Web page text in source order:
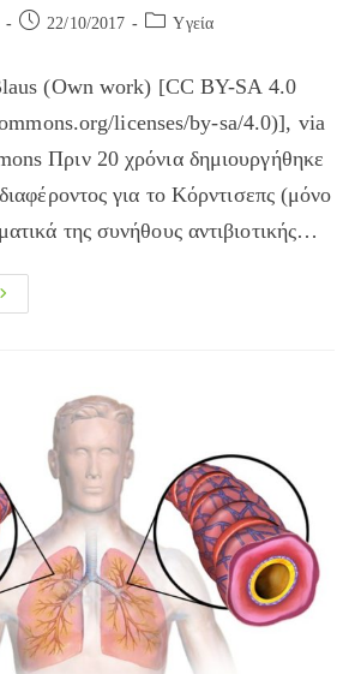
Post 22/10/2017
PostYγεία
(Own work) [CC BY-SA 4.0
licenses/by-sa/4.0)], via
Πριν 20 χρόνια δημιουργήθηκε
για το Κόρντισεπς (μόνο
της συνήθους αντιβιοτικής…